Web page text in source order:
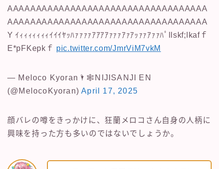
AAAAAAAAAAAAAAAAAAAAAAAAAAAAAAAAAAA
AAAAAAAAAAAAAAAAAAAAAAAAAAAAAAAAAAA
Y ｲｨｨｨｨｨｨｨｲｲｲﾔｯﾊｧｧｧｧｱｱｱｱｧｧｧｱｧｱｯｧｧｱｧｧﾊﾟllskf;lkafｆ
E*pFKepkｆ pic.twitter.com/JmrViM7vkM
— Meloco Kyoran🌂🕸NIJISANJI EN
(@MelocoKyoran)April 17, 2025
顔バレの噂をきっかけに、狂蘭メロコさん自身の人柄に
興味を持った方も多いのではないでしょうか。